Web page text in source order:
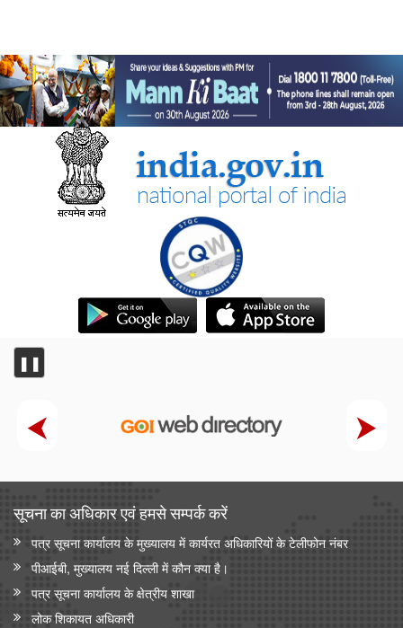
❚❚
सूचना का अधिकार एवं हमसे सम्‍पर्क करें
पत्र सूचना कार्यालय के मुख्यालय में कार्यरत अधिकारियों के टेलीफोन नंबर
पीआईबी, मुख्यालय नई दिल्ली में कौन क्या है।
पत्र सूचना कार्यालय के क्षेत्रीय शाखा
लोक शिकायत अधिकारी